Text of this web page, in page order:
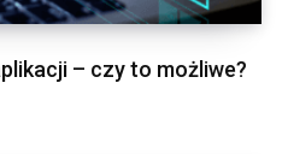
– czy to możliwe?